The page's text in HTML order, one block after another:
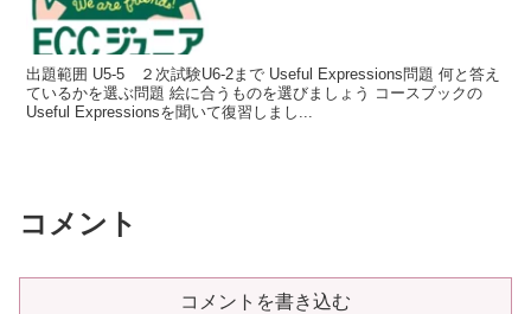
出題範囲 U5-5 ２次試験U6-2まで Useful Expressions問題 何と答え
ているかを選ぶ問題 絵に合うものを選びましょう コースブックの
Useful Expressionsを聞いて復習しまし...
コメント
コメントを書き込む